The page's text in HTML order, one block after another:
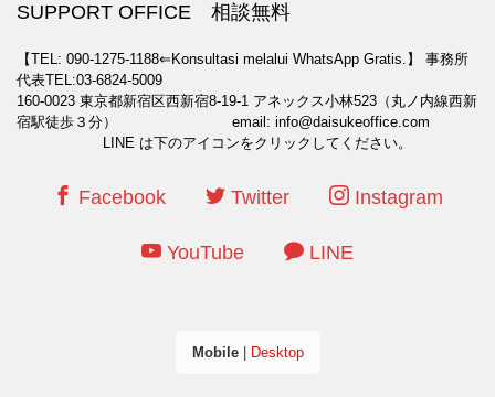
SUPPORT OFFICE 相談無料
【TEL: 090-1275-1188⇐Konsultasi melalui WhatsApp Gratis.】 事務所
代表TEL:03-6824-5009
160-0023 東京都新宿区西新宿8-19-1 アネックス小林523（丸ノ内線西新
宿駅徒歩３分） email: info@daisukeoffice.com
LINE は下のアイコンをクリックしてください。
Facebook Twitter Instagram
YouTube LINE
Mobile| Desktop